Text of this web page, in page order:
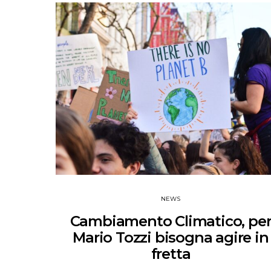
NEWS
Cambiamento Climatico, per
Mario Tozzi bisogna agire in
fretta